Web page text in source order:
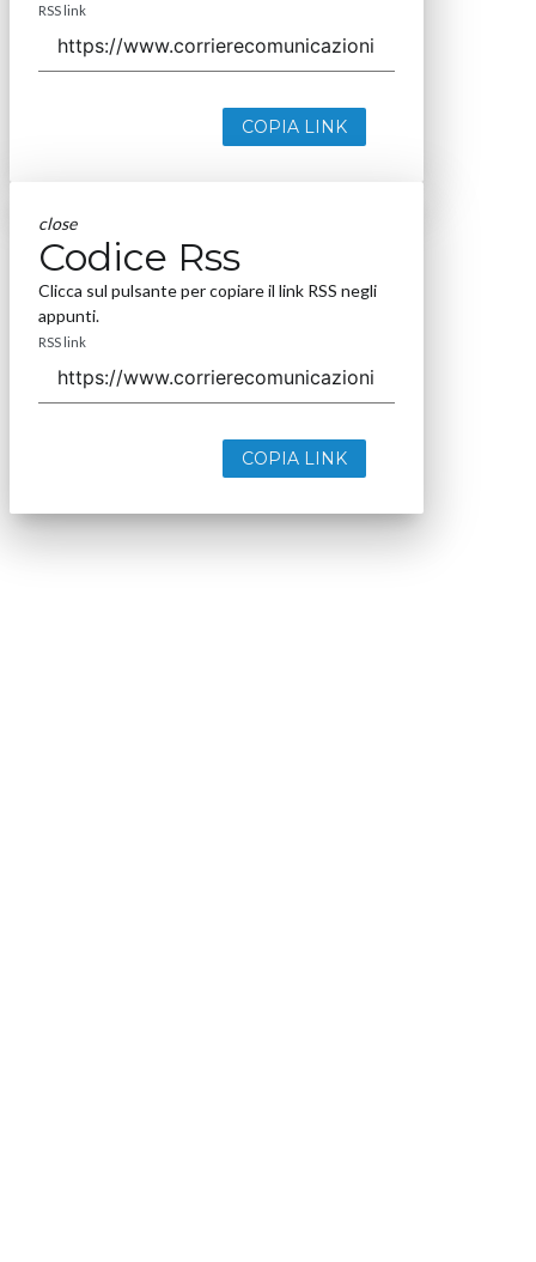
RSS link
COPIA LINK
close
Codice Rss
Clicca sul pulsante per copiare il link RSS negli
appunti.
RSS link
COPIA LINK